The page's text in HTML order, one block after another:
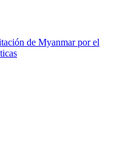
de Myanmar por el